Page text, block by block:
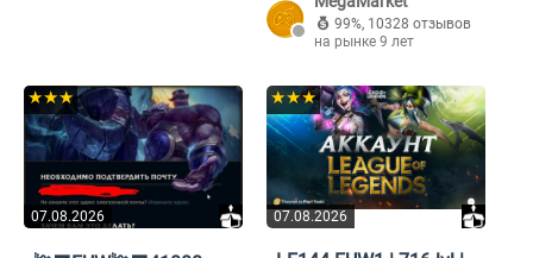
99%, 10328 отзывов
на рынке 9 лет
07.08.2026
★★★
07.08.2026
★★★